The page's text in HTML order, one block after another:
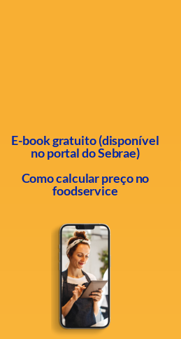
E-book gratuito (disponível
no portal do Sebrae)
Como calcular preço no
foodservice